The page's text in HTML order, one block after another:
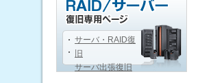
サーバ・RAID復
旧
サーバ出張復旧